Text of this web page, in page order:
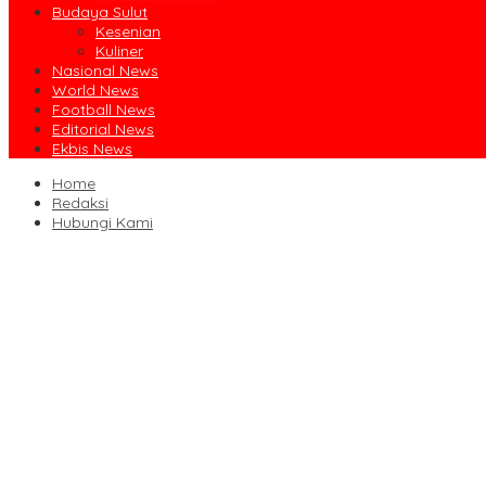
Budaya Sulut
Kesenian
Kuliner
Nasional News
World News
Football News
Editorial News
Ekbis News
Home
Redaksi
Hubungi Kami